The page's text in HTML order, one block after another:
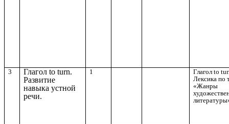
3
Глагол to turn.
Развитие
навыка устной
речи.
1
Глагол to
Лексика по
«Жанры